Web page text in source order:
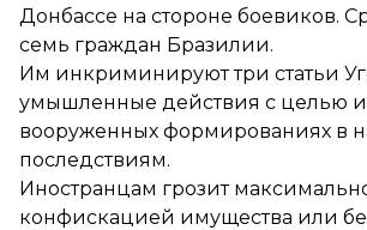
Донбассе на стороне боевиков.
семь граждан Бразилии.
Им инкриминируют три статьи
умышленные действия с целью
вооруженных формированиях в
последствиям.
Иностранцам грозит
конфискацией имущества или